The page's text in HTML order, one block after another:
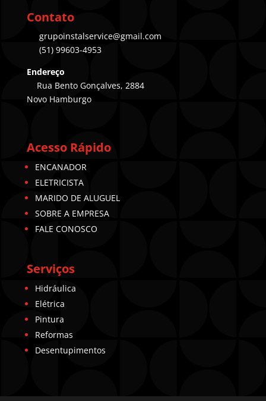
Contato
grupoinstalservice@gmail.com
(51) 99603-4953
Endereço
Rua Bento Gonçalves, 2884
Novo Hamburgo
Acesso Rápido
ENCANADOR
ELETRICISTA
MARIDO DE ALUGUEL
SOBRE A EMPRESA
FALE CONOSCO
Serviços
Hidráulica
Elétrica
Pintura
Reformas
Desentupimentos